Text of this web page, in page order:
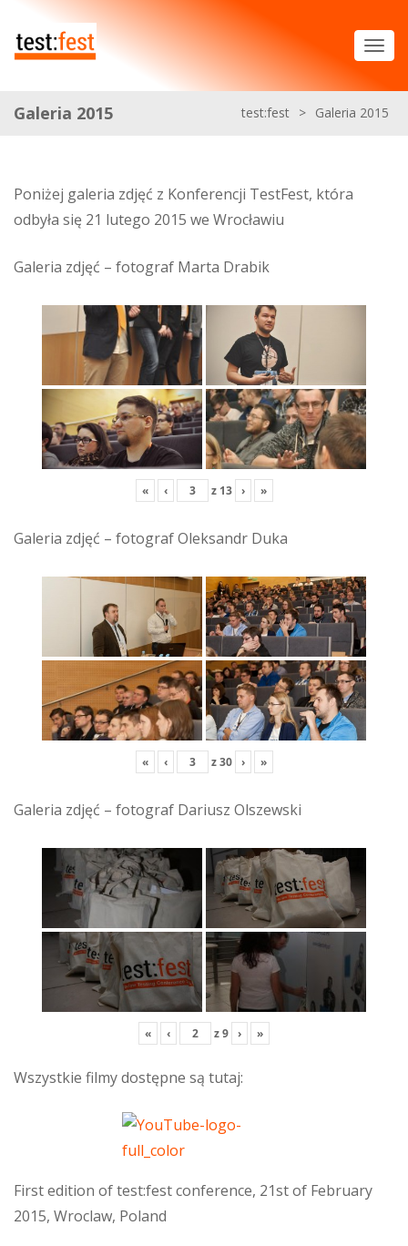
Galeria 2015 test:fest > Galeria 2015
Poniżej galeria zdjęć z Konferencji TestFest, która
odbyła się 21 lutego 2015 we Wrocławiu
Galeria zdjęć – fotograf Marta Drabik
« ‹ z 13 › »
Galeria zdjęć – fotograf Oleksandr Duka
« ‹ z30 › »
Galeria zdjęć – fotograf Dariusz Olszewski
« ‹ z9 › »
Wszystkie filmy dostępne są tutaj:
First edition of test:fest conference, 21st of February
2015, Wroclaw, Poland